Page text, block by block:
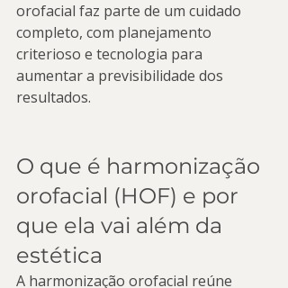
orofacial faz parte de um cuidado
completo, com planejamento
criterioso e tecnologia para
aumentar a previsibilidade dos
resultados.
O que é harmonização
orofacial (HOF) e por
que ela vai além da
estética
A harmonização orofacial reúne